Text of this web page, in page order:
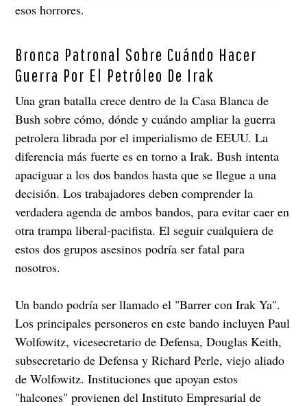
esos horrores.
Bronca Patronal Sobre Cuándo Hacer
Guerra Por El Petróleo De Irak
Una gran batalla crece dentro de la Casa Blanca de
Bush sobre cómo, dónde y cuándo ampliar la guerra
petrolera librada por el imperialismo de EEUU. La
diferencia más fuerte es en torno a Irak. Bush intenta
apaciguar a los dos bandos hasta que se llegue a una
decisión. Los trabajadores deben comprender la
verdadera agenda de ambos bandos, para evitar caer en
otra trampa liberal-pacifista. El seguir cualquiera de
estos dos grupos asesinos podría ser fatal para
nosotros.
Un bando podría ser llamado el "Barrer con Irak Ya".
Los principales personeros en este bando incluyen Paul
Wolfowitz, vicesecretario de Defensa, Douglas Keith,
subsecretario de Defensa y Richard Perle, viejo aliado
de Wolfowitz. Instituciones que apoyan estos
"halcones" provienen del Instituto Empresarial de